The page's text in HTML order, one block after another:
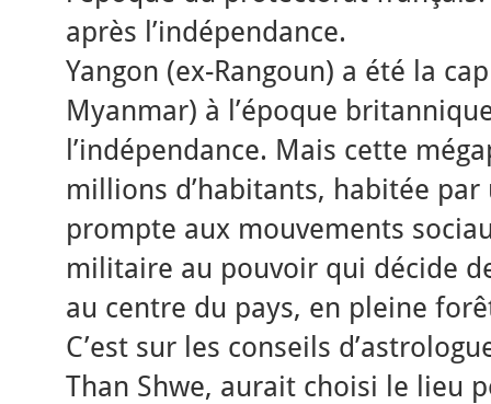
après l’indépendance.
Yangon (ex-Rangoun) a été la
Myanmar) à l’époque
l’indépendance. Mais cette
millions d’habitants, habitée
prompte aux mouvements
militaire au pouvoir qui décide
au centre du pays, en pleine
C’est sur les conseils
Than Shwe, aurait choisi le lieu